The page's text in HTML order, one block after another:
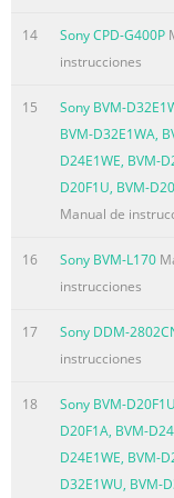
AC power to the
input connector
video signals
36 (contrast) +/-
Resumen del
and computer
cord to the
included in your
on cleaning the
manual (1) Step
cord (supplied)
14 Sony CPD-G400P
instrucciones
15
Sony BVM-
BVM-D32E1WA,
D24E1WE, BVM-
D20F1U, BVM-
Manual de
16 Sony BVM-L170
instrucciones
17 Sony DDM-
instrucciones
18
Sony BVM-
D20F1A, BVM-
D24E1WE, BVM-
D32E1WU, BVM-